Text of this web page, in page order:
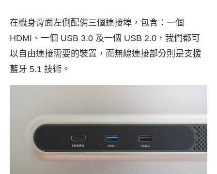
在機身背面左側配備三個連接埠，包含：一個
HDMI、一個 USB 3.0 及一個 USB 2.0，我們都可
以自由連接需要的裝置，而無線連接部分則是支援
藍牙 5.1 技術。